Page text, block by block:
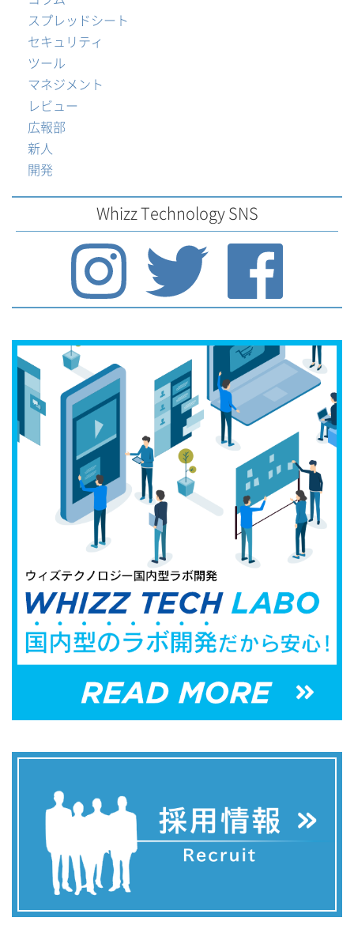
スプレッドシート
セキュリティ
ツール
マネジメント
レビュー
広報部
新人
開発
Whizz Technology SNS